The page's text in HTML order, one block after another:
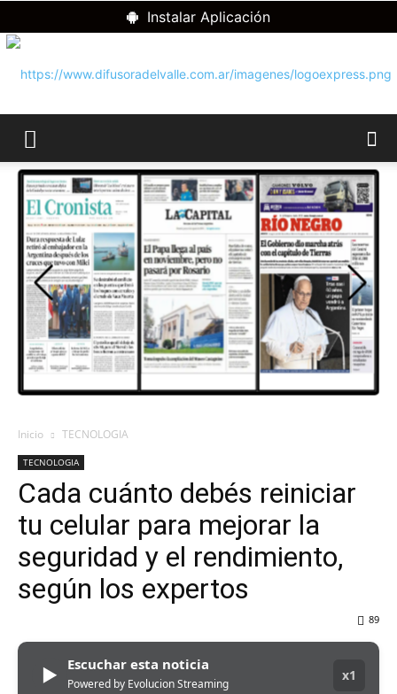
Instalar Aplicación
DIFUSORA
DEL
VALLE
Inicio TECNOLOGIA
TECNOLOGIA
Cada cuánto debés reiniciar
tu celular para mejorar la
seguridad y el rendimiento,
según los expertos
89
▶ Escuchar esta noticia
Powered by Evolucion Streaming
x1